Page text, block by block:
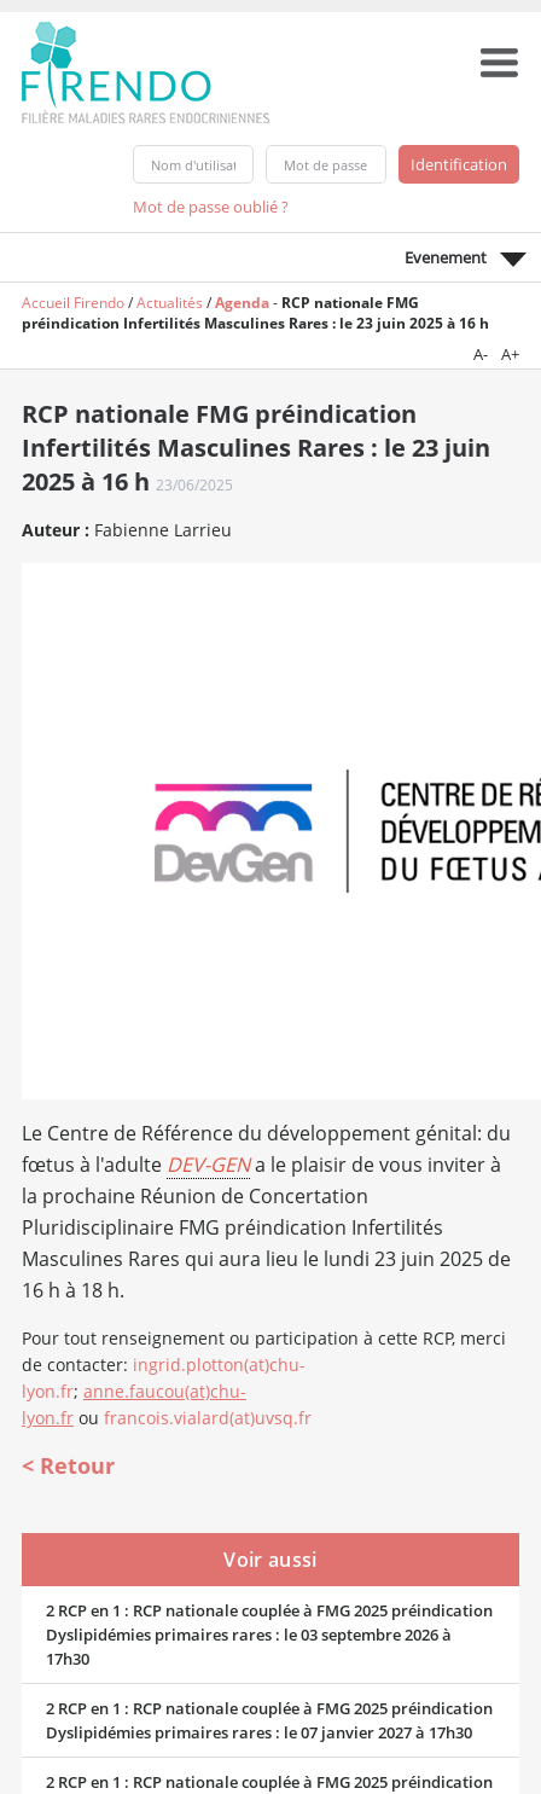
Mot de passe oublié ?
Evenement
Accueil Firendo/Actualités /Agenda- RCP nationale FMG
préindication Infertilités Masculines Rares : le 23 juin 2025 à 16 h
A- A+
RCP nationale FMG préindication
Infertilités Masculines Rares : le 23 juin
2025 à 16 h 23/06/2025
Auteur : Fabienne Larrieu
Le Centre de Référence du développement génital: du
fœtus à l'adulte DEV-GENa le plaisir de vous inviter à
la prochaine Réunion de Concertation
Pluridisciplinaire FMG préindication Infertilités
Masculines Rares qui aura lieu le lundi 23 juin 2025 de
16 h à 18 h.
Pour tout renseignement ou participation à cette RCP, merci
de contacter: ingrid.plotton(at)chu-
lyon.fr; anne.faucou(at)chu-
lyon.frou francois.vialard(at)uvsq.fr
Retour
Voir aussi
2 RCP en 1 : RCP nationale couplée à FMG 2025 préindication
Dyslipidémies primaires rares : le 03 septembre 2026 à
17h30
2 RCP en 1 : RCP nationale couplée à FMG 2025 préindication
Dyslipidémies primaires rares : le 07 janvier 2027 à 17h30
2 RCP en 1 : RCP nationale couplée à FMG 2025 préindication